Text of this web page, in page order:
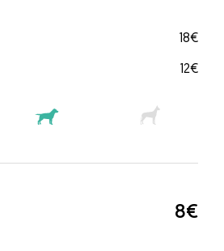
18€
12€
8€